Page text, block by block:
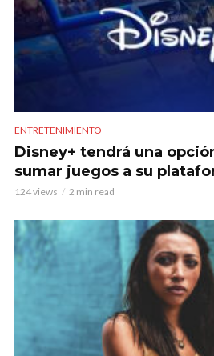
ENTRETENIMIENTO
Disney+ tendrá una
sumar juegos a su
124 views 2 min read